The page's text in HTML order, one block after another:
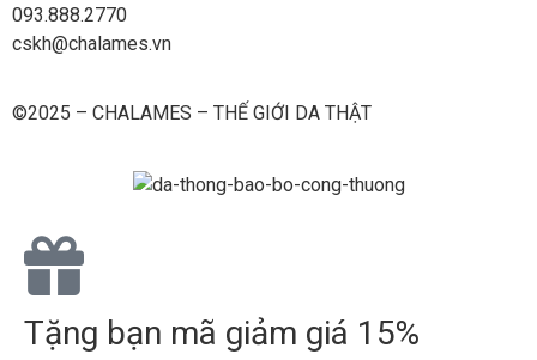
093.888.2770
cskh@chalames.vn
©2025 – CHALAMES – THẾ GIỚI DA THẬT
Tặng bạn mã giảm giá 15%